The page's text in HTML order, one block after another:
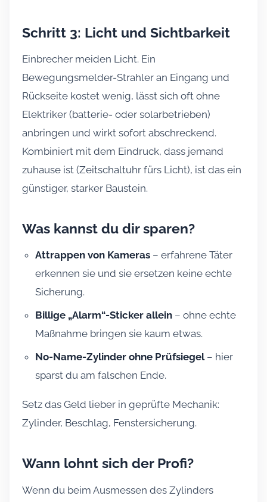
Schritt 3: Licht und Sichtbarkeit
Einbrecher meiden Licht. Ein
Bewegungsmelder-Strahler an Eingang und
Rückseite kostet wenig, lässt sich oft ohne
Elektriker (batterie- oder solarbetrieben)
anbringen und wirkt sofort abschreckend.
Kombiniert mit dem Eindruck, dass jemand
zuhause ist (Zeitschaltuhr fürs Licht), ist das ein
günstiger, starker Baustein.
Was kannst du dir sparen?
Attrappen von Kameras – erfahrene Täter
erkennen sie und sie ersetzen keine echte
Sicherung.
Billige „Alarm“-Sticker allein – ohne echte
Maßnahme bringen sie kaum etwas.
No-Name-Zylinder ohne Prüfsiegel– hier
sparst du am falschen Ende.
Setz das Geld lieber in geprüfte Mechanik:
Zylinder, Beschlag, Fenstersicherung.
Wann lohnt sich der Profi?
Wenn du beim Ausmessen des Zylinders